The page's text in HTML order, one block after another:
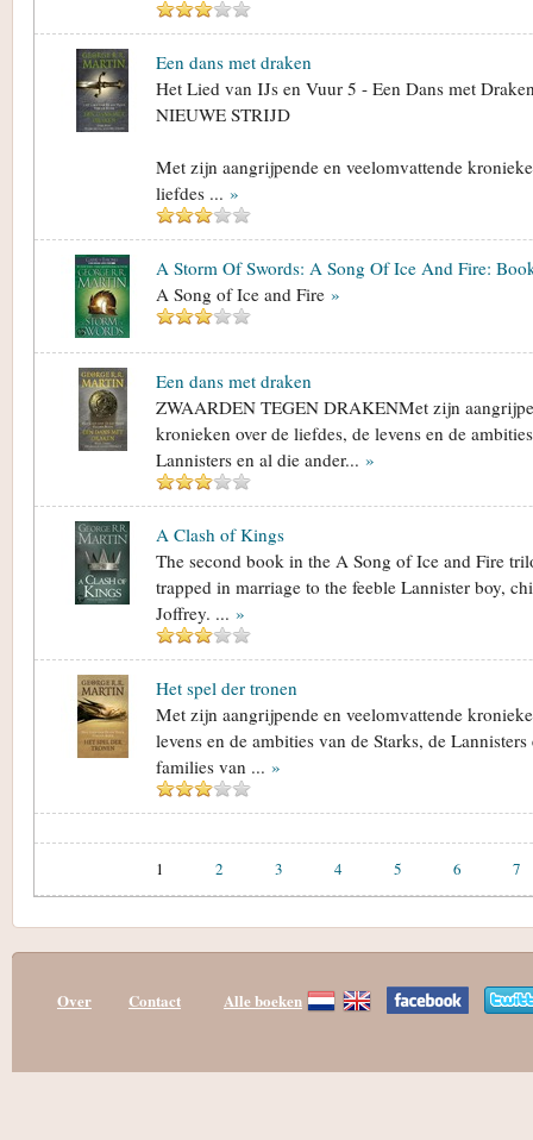
Een dans met draken
Het Lied van IJs en Vuur 5 - Een Dans met
NIEUWE STRIJD
Met zijn aangrijpende en veelomvattende
liefdes ... »
A Storm Of Swords: A Song Of Ice And Fire:
A Song of Ice and Fire »
Een dans met draken
ZWAARDEN TEGEN DRAKENMet zijn
kronieken over de liefdes, de levens en de
Lannisters en al die ander... »
A Clash of Kings
The second book in the A Song of Ice and Fire
trapped in marriage to the feeble Lannister boy,
Joffrey. ... »
Het spel der tronen
Met zijn aangrijpende en veelomvattende
levens en de ambities van de Starks, de
families van ... »
1 2 3 4 5 6 7
Over Contact Alle boeken